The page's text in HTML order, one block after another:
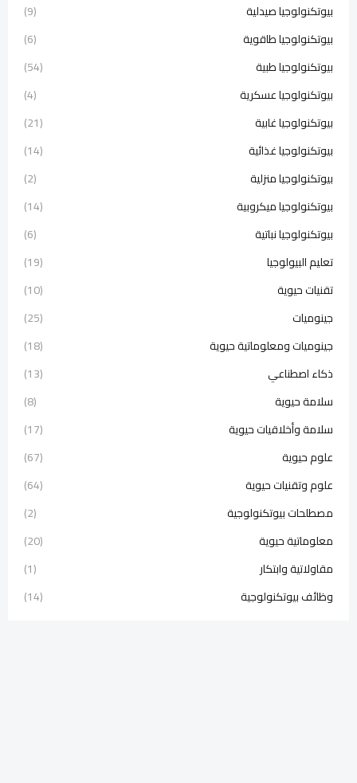
بيوتكنولوجيا صيدلية
(9)
بيوتكنولوجيا طاقوية
(6)
بيوتكنولوجيا طبية
(54)
بيوتكنولوجيا عسكرية
(4)
بيوتكنولوجيا غابية
(21)
بيوتكنولوجيا غذائية
(14)
بيوتكنولوجيا منزلية
(2)
بيوتكنولوجيا ميكروبية
(14)
بيوتكنولوجيا نباتية
(6)
تعليم البيولوجيا
(19)
تقنيات حيوية
(10)
جينوميات
(25)
جينوميات ومعلوماتية حيوية
(18)
ذكاء اصطناعي
(13)
سلامة حيوية
(8)
سلامة وأخلاقيات حيوية
(17)
علوم حيوية
(67)
علوم وتقنيات حيوية
(64)
مصطلحات بيوتكنولوجية
(2)
معلوماتية حيوية
(20)
مقاولاتية وابتكار
(1)
وظائف بيوتكنولوجية
(14)